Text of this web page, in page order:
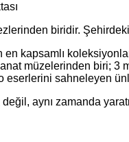
biridir.
kapsamlı
müzelerinden biri; 3
eserlerini sahneleyen
aynı zamanda